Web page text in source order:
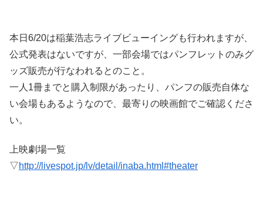
本日6/20は稲葉浩志ライブビューイングも行われますが、
公式発表はないですが、一部会場ではパンフレットのみグ
ッズ販売が行なわれるとのこと。
一人1冊までと購入制限があったり、パンフの販売自体な
い会場もあるようなので、最寄りの映画館でご確認くださ
い。
上映劇場一覧
▽http://livespot.jp/lv/detail/inaba.html#theater